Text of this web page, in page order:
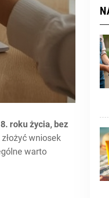
roku życia, bez
wniosek
warto